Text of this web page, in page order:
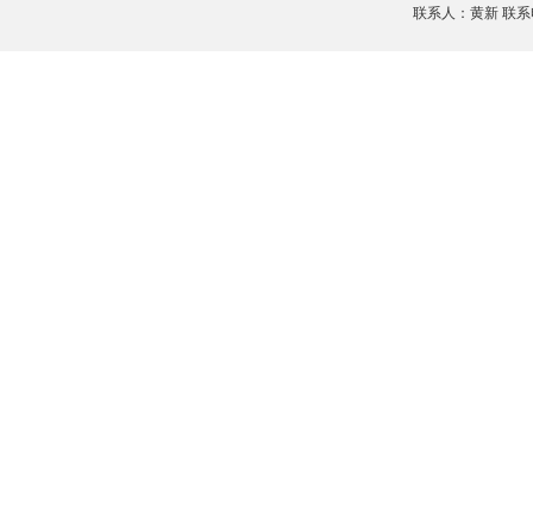
联系人：黄新 联